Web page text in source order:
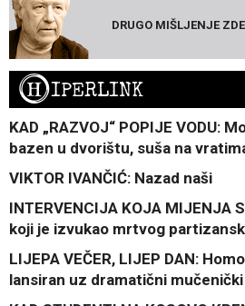
DRUGO MIŠLJENJE
HIPERLINK
KAD „RAZVOJ“ POPIJE VODU:
bazen u dvorištu, suša na
VIKTOR IVANČIĆ: Nazad naši
INTERVENCIJA KOJA MIJENJA
koji je izvukao mrtvog
LIJEPA VEČER, LIJEP DAN:
lansiran uz dramatični